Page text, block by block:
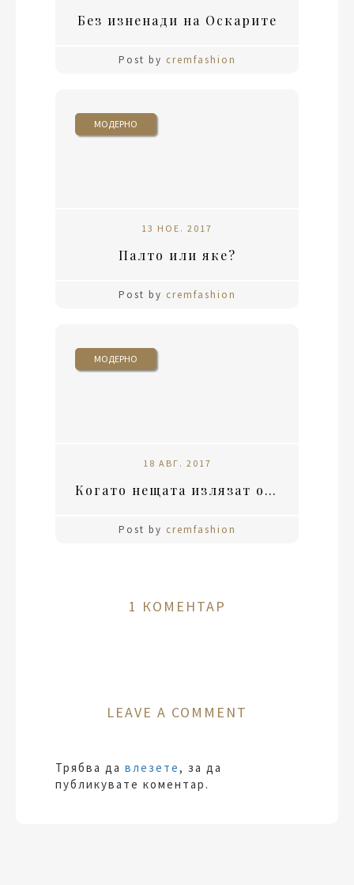
Без изненади на Оскарите
Post by cremfashion
МОДЕРНО
13 НОЕ. 2017
Палто или яке?
Post by cremfashion
МОДЕРНО
18 АВГ. 2017
Когато нещата излязат от контрол
Post by cremfashion
1 КОМЕНТАР
LEAVE A COMMENT
Трябва да влезете , за да
публикувате коментар.